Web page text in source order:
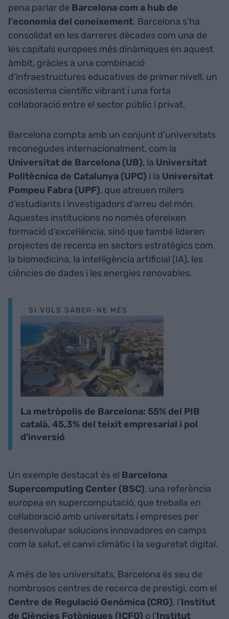
pena parlar de Barcelona com a hub de
l’economia del coneixement. Barcelona s’ha
consolidat en les darreres dècades com una de
les capitals europees més dinàmiques en aquest
àmbit, gràcies a una combinació
d’infraestructures educatives de primer nivell, un
ecosistema científic vibrant i una forta
col·laboració entre el sector públic i privat.
Barcelona compta amb un conjunt d’universitats
reconegudes internacionalment, com la
Universitat de Barcelona (UB), la Universitat
Politècnica de Catalunya (UPC) i la Universitat
Pompeu Fabra (UPF), que atreuen milers
d’estudiants i investigadors d’arreu del món.
Aquestes institucions no només ofereixen
formació d’excel·lència, sinó que també lideren
projectes de recerca en sectors estratègics com
la biomedicina, la intel·ligència artificial (IA), les
ciències de dades i les energies renovables.
SI VOLS SABER-NE MÉS
La metròpolis de Barcelona: 55% del PIB
català, 45,3% del teixit empresarial i pol
d'inversió
Un exemple destacat és el Barcelona
Supercomputing Center (BSC), una referència
europea en supercomputació, que treballa en
col·laboració amb universitats i empreses per
desenvolupar solucions innovadores en camps
com la salut, el canvi climàtic i la seguretat digital.
A més de les universitats, Barcelona és seu de
nombrosos centres de recerca de prestigi, com el
Centre de Regulació Genòmica (CRG), l’Institut
de Ciències Fotòniques (ICFO) o l’Institut